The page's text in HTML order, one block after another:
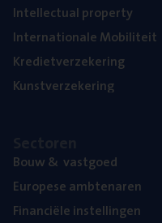
Intel­lec­tu­al property
Inter­na­ti­o­na­le Mobiliteit
Kre­diet­ver­ze­ke­ring
Kunst­ver­ze­ke­ring
Bouw& vastgoed
Euro­pe­se ambtenaren
Finan­ci­ë­le instellingen